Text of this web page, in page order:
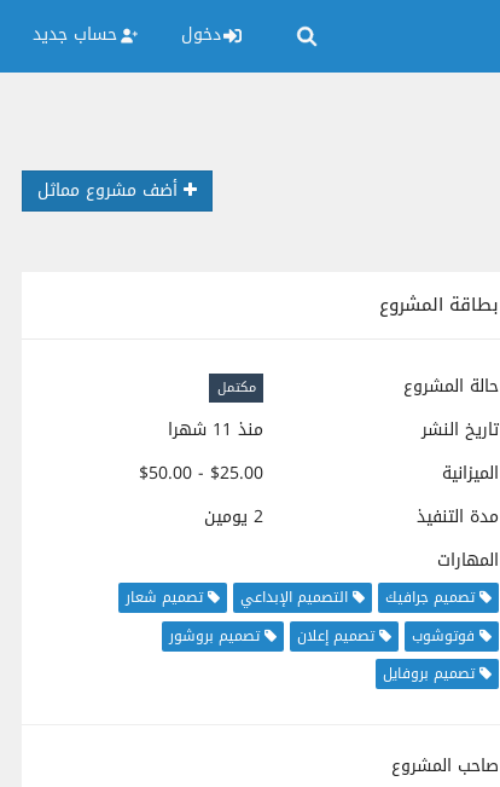
دخول حساب جديد
أضف مشروع مماثل
بطاقة المشروع
حالة المشروع مكتمل
تاريخ النشر
منذ 11 شهرا
الميزانية
$25.00 - $50.00
مدة التنفيذ
2 يومين
المهارات
تصميم جرافيك التصميم الإبداعي
تصميم شعار
فوتوشوب
تصميم إعلان
تصميم بروشور
تصميم بروفايل
صاحب المشروع